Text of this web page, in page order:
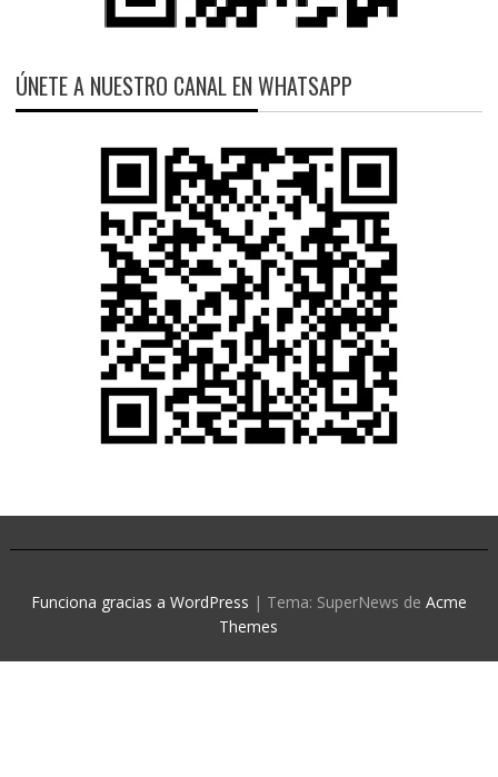
ÚNETE A NUESTRO CANAL EN WHATSAPP
Funciona gracias a WordPress | Tema: SuperNews de Acme
Themes